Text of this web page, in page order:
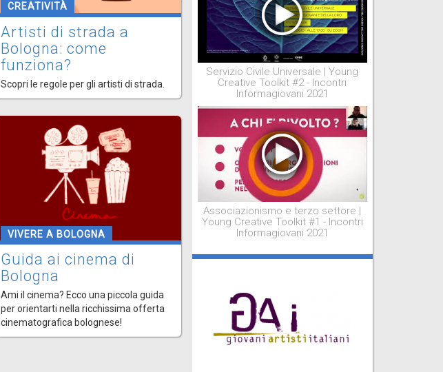
CREATIVITÀ
Artisti di strada a
Bologna: come
funziona?
Scopri le regole per gli artisti di strada.
VIVERE A BOLOGNA
Guida ai cinema di
Bologna
Ami il cinema? Ecco una piccola guida
per orientarti nella ricchissima offerta
cinematografica bolognese!
Servizio Civile Universale | Young
Creative Toolkit #2 - Incontri
Informagiovani 2021
Associazionismo e terzo settore |
Young Creative Toolkit #1 - Incontri
Informagiovani 2021